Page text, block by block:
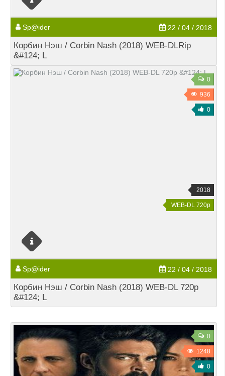
Sp@ider 22 / 04 / 2018
Корбин Нэш / Corbin Nash (2018) WEB-DLRip
&#124; L
0
936
0
2018
WEB-DL 720p
Sp@ider 22 / 04 / 2018
Корбин Нэш / Corbin Nash (2018) WEB-DL 720p
&#124; L
0
1248
0